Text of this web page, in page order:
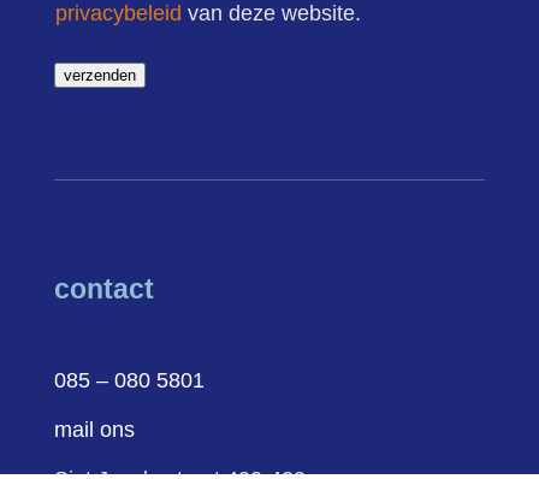
privacybeleid van deze website.
verzenden
contact
085 – 080 5801
mail ons